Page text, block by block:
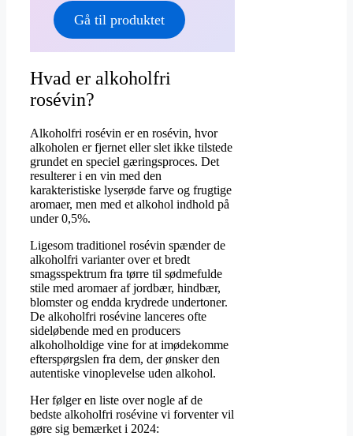
Gå til produktet
Hvad er alkoholfri
rosévin?
Alkoholfri rosévin er en rosévin, hvor
alkoholen er fjernet eller slet ikke tilstede
grundet en speciel gæringsproces. Det
resulterer i en vin med den
karakteristiske lyserøde farve og frugtige
aromaer, men med et alkohol indhold på
under 0,5%.
Ligesom traditionel rosévin spænder de
alkoholfri varianter over et bredt
smagsspektrum fra tørre til sødmefulde
stile med aromaer af jordbær, hindbær,
blomster og endda krydrede undertoner.
De alkoholfri rosévine lanceres ofte
sideløbende med en producers
alkoholholdige vine for at imødekomme
efterspørgslen fra dem, der ønsker den
autentiske vinoplevelse uden alkohol.
Her følger en liste over nogle af de
bedste alkoholfri rosévine vi forventer vil
gøre sig bemærket i 2024: